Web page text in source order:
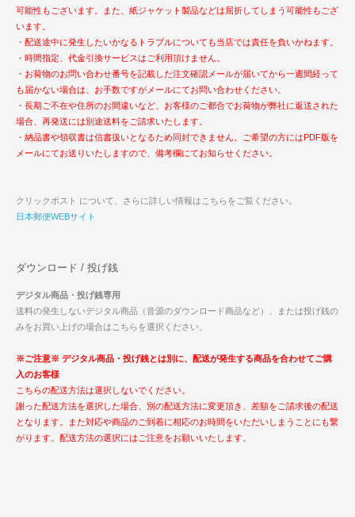
可能性もございます。また、紙ジャケット製品などは屈折してしまう可能性もござ
います。
・配送途中に発生したいかなるトラブルについても当店では責任を負いかねます。
・時間指定、代金引換サービスはご利用頂けません。
・お荷物のお問い合わせ番号を記載した注文確認メールが届いてから一週間経って
も届かない場合は、お手数ですがメールにてお問い合わせください。
・長期ご不在や住所のお間違いなど、お客様のご都合でお荷物が弊社に返送された
場合、再発送には別途送料をご請求いたします。
・納品書や領収書は信書扱いとなるため同封できません。ご希望の方にはPDF版を
メールにてお送りいたしますので、備考欄にてお知らせください。
クリックポスト について、さらに詳しい情報はこちらをご覧ください。
日本郵便WEBサイト
ダウンロード / 投げ銭
デジタル商品・投げ銭専用
送料の発生しないデジタル商品（音源のダウンロード商品など）、または投げ銭の
みをお買い上げの場合はこちらを選択ください。
※ご注意※ デジタル商品・投げ銭とは別に、配送が発生する商品を合わせてご購
入のお客様
こちらの配送方法は選択しないでください。
謝った配送方法を選択した場合、別の配送方法に変更頂き、差額をご請求後の配送
となります。また対応や商品のご到着に相応のお時間をいただいしまうことにも繋
がります。配送方法の選択にはご注意をお願いいたします。